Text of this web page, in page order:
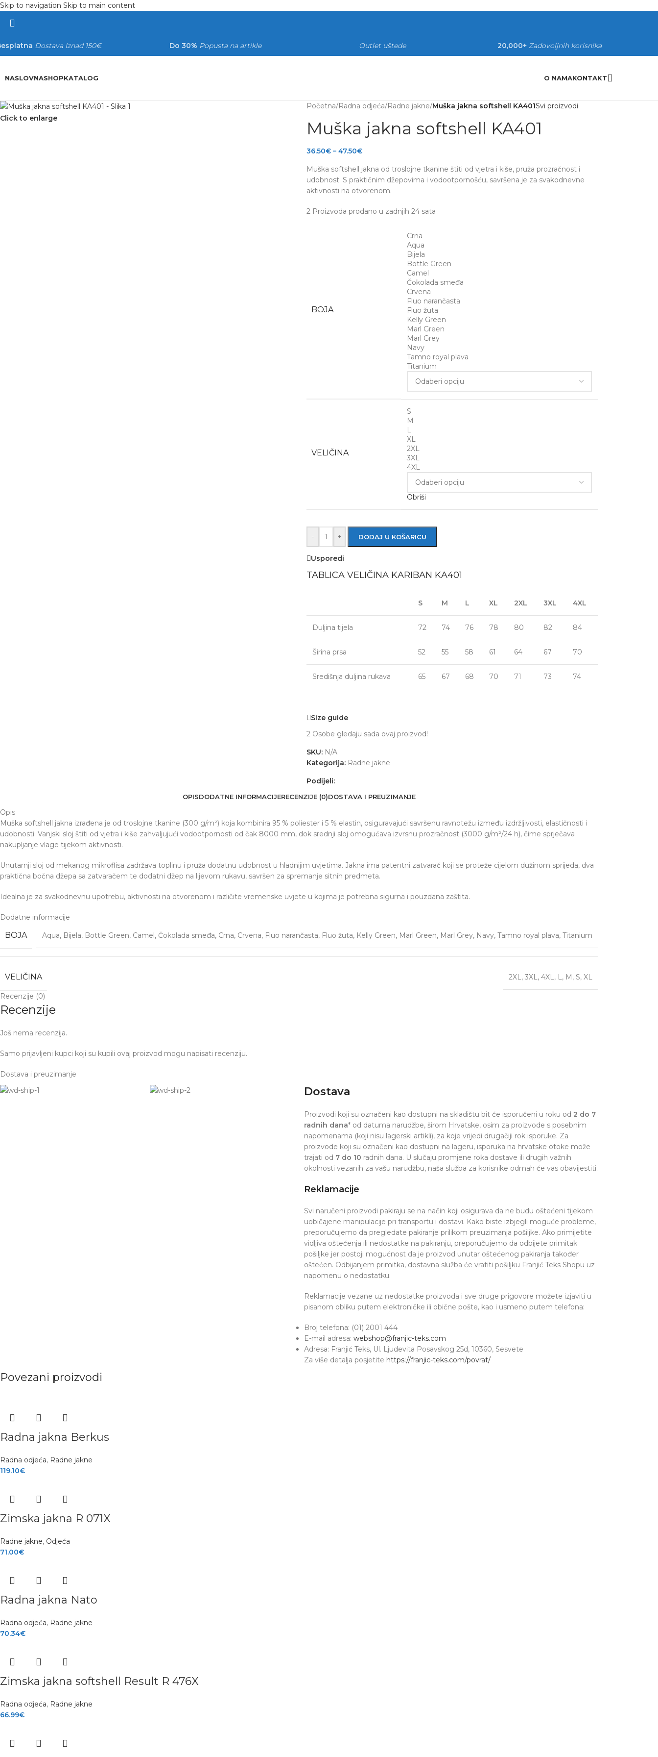
Skip to navigation Skip to main content
Dostava Iznad 150€ Do 30% Popusta na artikle Outlet uštede 20,000+ Zadovoljnih korisnika
NASLOVNASHOPKATALOG O NAMAKONTAKT
Click to enlarge
Početna/Radna odjeća/Radne jakne/Muška jakna softshell KA401Svi proizvodi
Muška jakna softshell KA401
36.50€ – 47.50€
Muška softshell jakna od troslojne tkanine štiti od vjetra i kiše, pruža prozračnost i
udobnost. S praktičnim džepovima i vodootpornošću, savršena je za svakodnevne
aktivnosti na otvorenom.
2 Proizvoda prodano u zadnjih 24 sata
BOJA
Crna
Aqua
Bijela
Bottle Green
Camel
Čokolada smeđa
Crvena
Fluo narančasta
Fluo žuta
Kelly Green
Marl Green
Marl Grey
Navy
Tamno royal plava
Titanium
VELIČINA
S
M
L
XL
2XL
3XL
4XL
Obriši
- + DODAJ U KOŠARICU
Usporedi
TABLICA VELIČINA KARIBAN KA401
S M L XL 2XL 3XL 4XL
Duljina tijela 72 74 76 78 80 82 84
Širina prsa 52 55 58 61 64 67 70
Središnja duljina rukava 65 67 68 70 71 73 74
Size guide
2 Osobe gledaju sada ovaj proizvod!
SKU: N/A
Kategorija: Radne jakne
Podijeli:
OPISDODATNE INFORMACIJERECENZIJE (0)DOSTAVA I PREUZIMANJE
Opis
Muška softshell jakna izrađena je od troslojne tkanine (300 g/m²) koja kombinira 95 % poliester i 5 % elastin, osiguravajući savršenu ravnotežu između izdržljivosti, elastičnosti i
udobnosti. Vanjski sloj štiti od vjetra i kiše zahvaljujući vodootpornosti od čak 8000 mm, dok srednji sloj omogućava izvrsnu prozračnost (3000 g/m²/24 h), čime sprječava
nakupljanje vlage tijekom aktivnosti.
Unutarnji sloj od mekanog mikroflisa zadržava toplinu i pruža dodatnu udobnost u hladnijim uvjetima. Jakna ima patentni zatvarač koji se proteže cijelom dužinom sprijeda, dva
praktična bočna džepa sa zatvaračem te dodatni džep na lijevom rukavu, savršen za spremanje sitnih predmeta.
Idealna je za svakodnevnu upotrebu, aktivnosti na otvorenom i različite vremenske uvjete u kojima je potrebna sigurna i pouzdana zaštita.
Dodatne informacije
BOJA Aqua, Bijela, Bottle Green, Camel, Čokolada smeđa, Crna, Crvena, Fluo narančasta, Fluo žuta, Kelly Green, Marl Green, Marl Grey, Navy, Tamno royal plava, Titanium
VELIČINA 2XL, 3XL, 4XL, L, M, S, XL
Recenzije (0)
Recenzije
Još nema recenzija.
Samo prijavljeni kupci koji su kupili ovaj proizvod mogu napisati recenziju.
Dostava i preuzimanje
Dostava
Proizvodi koji su označeni kao dostupni na skladištu bit će isporučeni u roku od 2 do 7
radnih dana* od datuma narudžbe, širom Hrvatske, osim za proizvode s posebnim
napomenama (koji nisu lagerski artikli), za koje vrijedi drugačiji rok isporuke. Za
proizvode koji su označeni kao dostupni na lageru, isporuka na hrvatske otoke može
trajati od 7 do 10 radnih dana. U slučaju promjene roka dostave ili drugih važnih
okolnosti vezanih za vašu narudžbu, naša služba za korisnike odmah će vas obavijestiti.
Reklamacije
Svi naručeni proizvodi pakiraju se na način koji osigurava da ne budu oštećeni tijekom
uobičajene manipulacije pri transportu i dostavi. Kako biste izbjegli moguće probleme,
preporučujemo da pregledate pakiranje prilikom preuzimanja pošiljke. Ako primijetite
vidljiva oštećenja ili nedostatke na pakiranju, preporučujemo da odbijete primitak
pošiljke jer postoji mogućnost da je proizvod unutar oštećenog pakiranja također
oštećen. Odbijanjem primitka, dostavna služba će vratiti pošiljku Franjić Teks Shopu uz
napomenu o nedostatku.
Reklamacije vezane uz nedostatke proizvoda i sve druge prigovore možete izjaviti u
pisanom obliku putem elektroničke ili obične pošte, kao i usmeno putem telefona:
Broj telefona: (01) 2001 444
E-mail adresa: webshop@franjic-teks.com
Adresa: Franjić Teks, Ul. Ljudevita Posavskog 25d, 10360, Sesvete
Za više detalja posjetite https://franjic-teks.com/povrat/
Povezani proizvodi
Radna jakna Berkus
Radna odjeća, Radne jakne
119.10€
Zimska jakna R 071X
Radne jakne, Odjeća
71.00€
Radna jakna Nato
Radna odjeća, Radne jakne
70.34€
Zimska jakna softshell Result R 476X
Radna odjeća, Radne jakne
66.99€